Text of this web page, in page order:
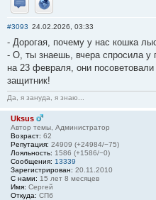
Отправить личное
Сайт
#3093 24.02.2026, 03:33
- Дорогая, почему у нас кошка
- О, ты знаешь, вчера спросила у
на 23 февраля, они
защитник!
Да, я зануда, я знаю...
Uksus
Автор темы, Администратор
Возраст: 62
Репутация: 24909 (+24984/−75)
Лояльность: 1586 (+1586/−0)
Сообщения: 13339
Зарегистрирован: 20.11.2010
С нами: 15 лет 8 месяцев
Имя: Сергей
Откуда: СПб